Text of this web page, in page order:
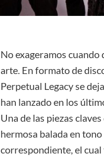
No exageramos cuando
arte. En formato de
Perpetual Legacy se
han lanzado en los
Una de las piezas
hermosa balada en
correspondiente, el